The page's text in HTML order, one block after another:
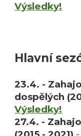
Výsledky!
Hlavní
23.4. -
dospělých
Výsledky!
27.4. -